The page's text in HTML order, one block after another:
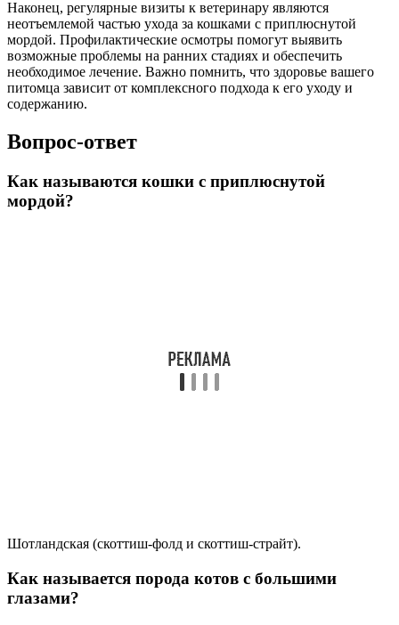
Наконец, регулярные визиты к ветеринару являются
неотъемлемой частью ухода за кошками с приплюснутой
мордой. Профилактические осмотры помогут выявить
возможные проблемы на ранних стадиях и обеспечить
необходимое лечение. Важно помнить, что здоровье вашего
питомца зависит от комплексного подхода к его уходу и
содержанию.
Вопрос-ответ
Как называются кошки с приплюснутой
мордой?
Шотландская (скоттиш-фолд и скоттиш-страйт).
Как называется порода котов с большими
глазами?